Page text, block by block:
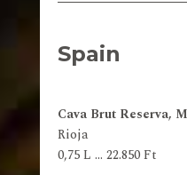
Spain
Cava Brut Reserva,
Rioja
0,75 L … 22.850 Ft